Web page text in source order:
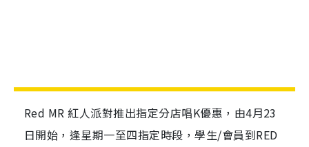
Red MR 紅人派對推出指定分店唱K優惠，由4月23
日開始，逢星期一至四指定時段，學生/會員到RED